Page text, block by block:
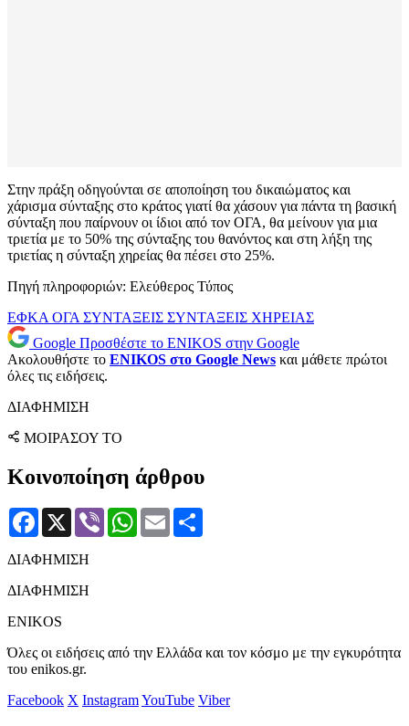
Στην πράξη οδηγούνται σε αποποίηση του δικαιώματος και
χάρισμα σύνταξης στο κράτος γιατί θα χάσουν για πάντα τη βασική
σύνταξη που παίρνουν οι ίδιοι από τον ΟΓΑ, θα μείνουν για μια
τριετία με το 50% της σύνταξης του θανόντος και στη λήξη της
τριετίας η σύνταξη χηρείας θα πέσει στο 25%.
Πηγή πληροφοριών: Ελεύθερος Τύπος
ΕΦΚΑ ΟΓΑ ΣΥΝΤΑΞΕΙΣ ΣΥΝΤΑΞΕΙΣ ΧΗΡΕΙΑΣ
Google Προσθέστε το ENIKOS στην Google
Ακολουθήστε το ENIKOS στο Google News και μάθετε πρώτοι
όλες τις ειδήσεις.
ΔΙΑΦΗΜΙΣΗ
ΜΟΙΡΑΣΟΥ ΤΟ
Κοινοποίηση άρθρου
Facebook
X Viber WhatsApp
Email
ΔΙΑΦΗΜΙΣΗ
ΔΙΑΦΗΜΙΣΗ
ENIKOS
Όλες οι ειδήσεις από την Ελλάδα και τον κόσμο με την εγκυρότητα
του enikos.gr.
Facebook X InstagramYouTube Viber